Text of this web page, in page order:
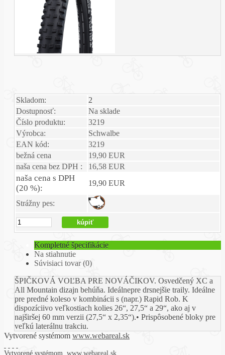
Skladom:
2
Dostupnosť:
Na sklade
Číslo produktu:
3219
Výrobca:
Schwalbe
EAN kód:
3219
bežná cena
19,90 EUR
naša cena bez DPH :
16,58 EUR
naša cena s DPH
(20 %):
19,90 EUR
Strážny pes:
Kompletné špecifikácie
Na stiahnutie
Súvisiaci tovar (0)
ŠPIČKOVÁ VOĽBA PRE NOVÁČIKOV. Osvedčený XC a
All Mountain dizajn behúňa. Ideálnepre drsnejšie traily. Ideálne
pre predné koleso v kombinácii s (napr.) Rapid Rob. K
dispozíciivo veľkostiach kolies 26“, 27,5“ a 29“, ako aj v
najširšej 60 mm verzii (27,5“ x 2,35“).• Prispôsobené bloky pre
veľkú laterálnu trakciu.
Vytvorené systémom www.webareal.sk
Vytvorené systémom www.webareal.sk